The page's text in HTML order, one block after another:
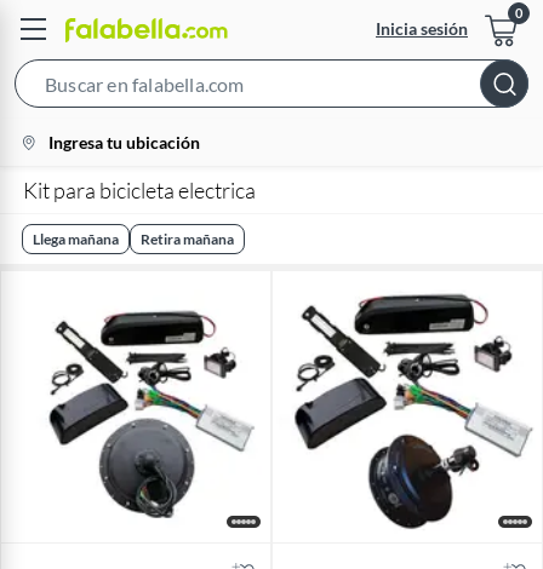
Inicia sesión
Bar
location-
icon
Ingresa tu ubicación
Kit para bicicleta electrica
Llega mañana Retira mañana